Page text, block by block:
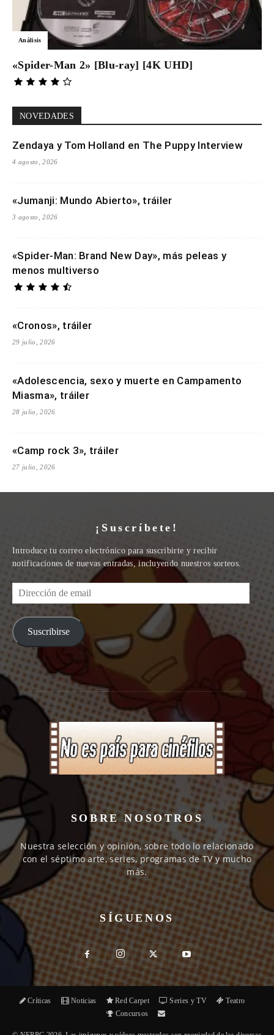
Análisis
«Spider-Man 2» [Blu-ray] [4K UHD]
NOVEDADES
Zendaya y Tom Holland en The Puppy Interview
4 agosto, 2026
«Jumanji: Mundo Abierto», tráiler
3 agosto, 2026
«Spider-Man: Brand New Day», más peleas y
menos multiverso
«Cronos», tráiler
29 julio, 2026
«Adolescencia, sexo y muerte en Campamento
Miasma», tráiler
28 julio, 2026
«Camp rock 3», tráiler
27 julio, 2026
¡Suscríbete!
Introduce tu correo electrónico para suscribirte y recibir
notificaciones de nuevas entradas, incluyendo nuestros sorteos.
Dirección
de
email
Suscribirse
SOBRE NOSOTROS
Nuestra selección y opinión, sobre todo lo relacionado
con el séptimo arte, series, programas de TV y mucho
más.
SÍGUENOS
Críticas Noticias Red Carpet Series y TV
Teatro
Concursos